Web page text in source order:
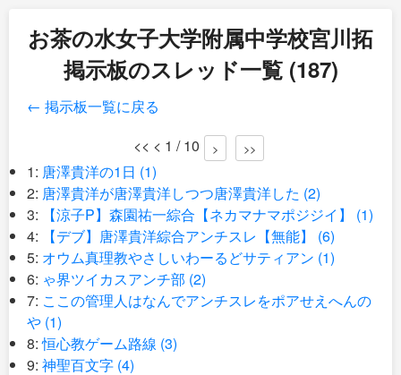
お茶の水女子大学附属中学校宮川拓
掲示板のスレッド一覧 (187)
← 掲示板一覧に戻る
<< < 1 / 10
> >>
1: 唐澤貴洋の1日 (1)
2: 唐澤貴洋が唐澤貴洋しつつ唐澤貴洋した (2)
3:
【涼子P】森園祐一綜合【ネカマナマポジジイ】 (1)
4:
【デブ】唐澤貴洋綜合アンチスレ【無能】 (6)
5: オウム真理教やさしいわーるどサティアン (1)
6: ゃ界ツイカスアンチ部 (2)
7: ここの管理人はなんでアンチスレをポアせえへんの
や (1)
8:恒心教ゲーム路線 (3)
9: 神聖百文字 (4)